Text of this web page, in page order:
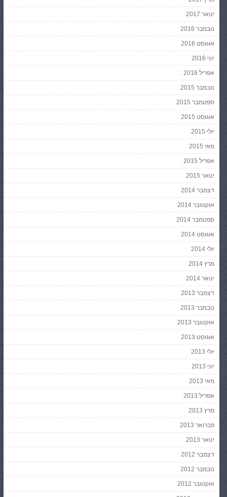
ינואר 2017
נובמבר 2016
אוגוסט 2016
יוני 2016
אפריל 2016
נובמבר 2015
ספטמבר 2015
אוגוסט 2015
יולי 2015
מאי 2015
אפריל 2015
ינואר 2015
דצמבר 2014
אוקטובר 2014
ספטמבר 2014
אוגוסט 2014
יולי 2014
מרץ 2014
ינואר 2014
דצמבר 2013
נובמבר 2013
אוקטובר 2013
אוגוסט 2013
יולי 2013
יוני 2013
מאי 2013
אפריל 2013
מרץ 2013
פברואר 2013
ינואר 2013
דצמבר 2012
נובמבר 2012
אוקטובר 2012